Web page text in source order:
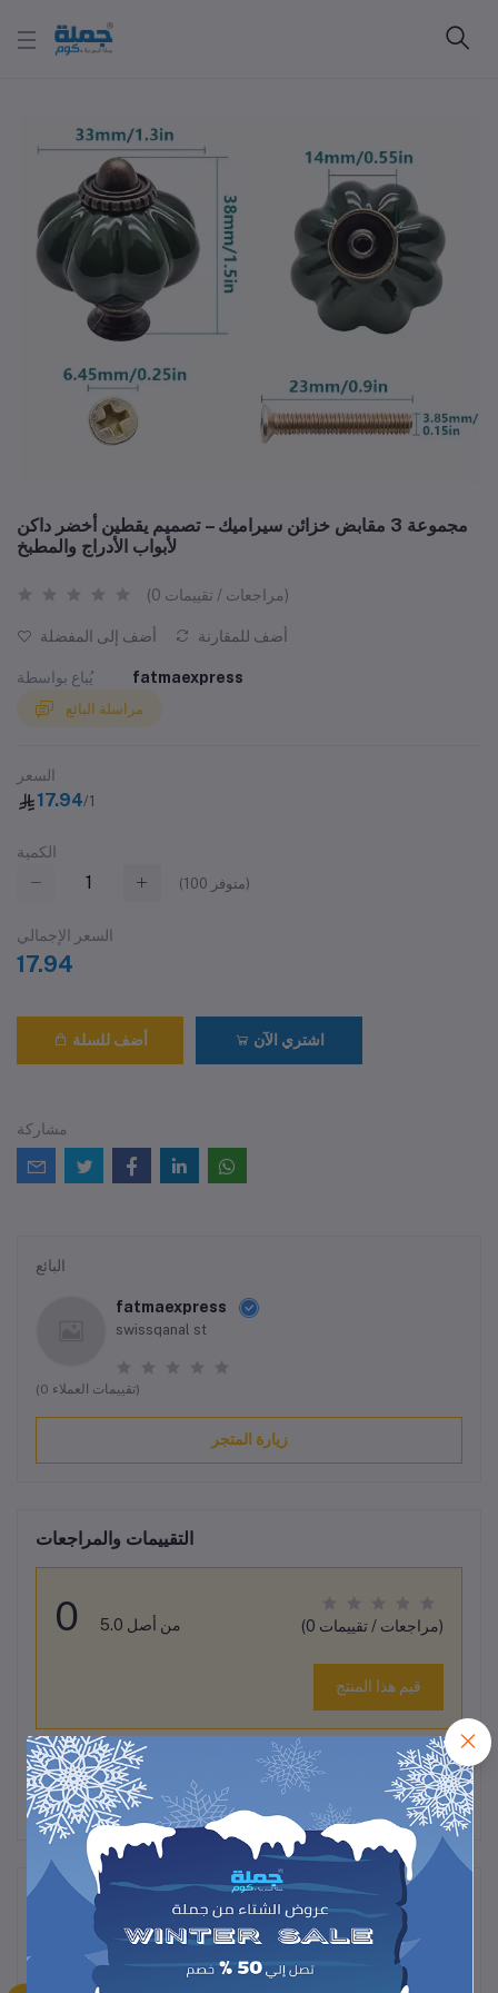
مجموعة 3 مقابض خزائن سيراميك – تصميم يقطين أخضر داكن
لأبواب الأدراج والمطبخ
(0 مراجعات / تقييمات)
أضف إلى المفضلة أضف للمقارنة
يُباع بواسطة fatmaexpress
مراسلة البائع
السعر
17.94/1
الكمية
(100 متوفر)
السعر الإجمالي
17.94
أضف للسلة اشتري الآن
مشاركة
البائع
fatmaexpress
swissqanal st
(0 تقييمات العملاء)
زيارة المتجر
التقييمات والمراجعات
0 من أصل 5.0 (0 مراجعات / تقييمات)
قيم هذا المنتج
لم تكن هناك تقييمات لهذا المنتج حتى الآن.
وصف